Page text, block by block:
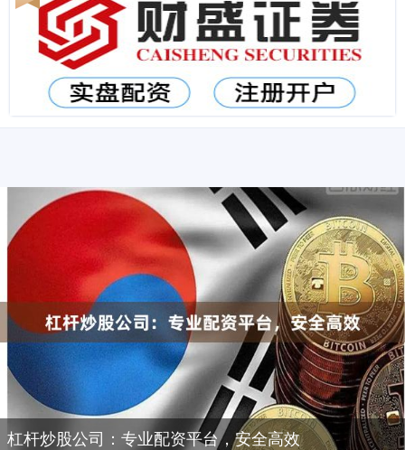
杠杆炒股公司：专业配资平台，安全高效